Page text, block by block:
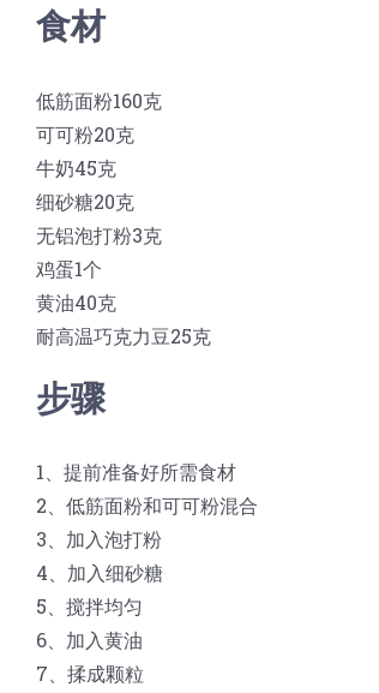
食材
低筋面粉160克
可可粉20克
牛奶45克
细砂糖20克
无铝泡打粉3克
鸡蛋1个
黄油40克
耐高温巧克力豆25克
步骤
1、提前准备好所需食材
2、低筋面粉和可可粉混合
3、加入泡打粉
4、加入细砂糖
5、搅拌均匀
6、加入黄油
7、揉成颗粒